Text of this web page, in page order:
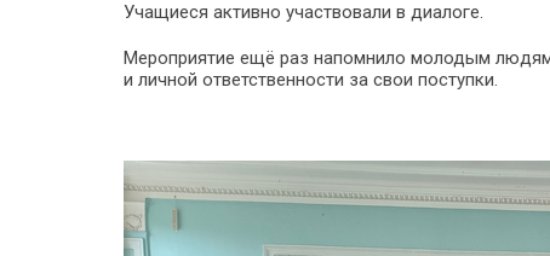
Учащиеся активно участвовали в диалоге.
Мероприятие ещё раз напомнило молодым
и личной ответственности за свои поступки.